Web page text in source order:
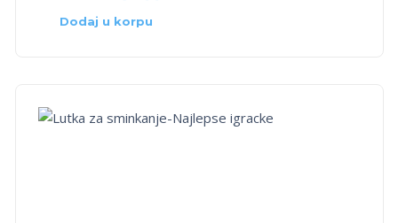
Dodaj u korpu